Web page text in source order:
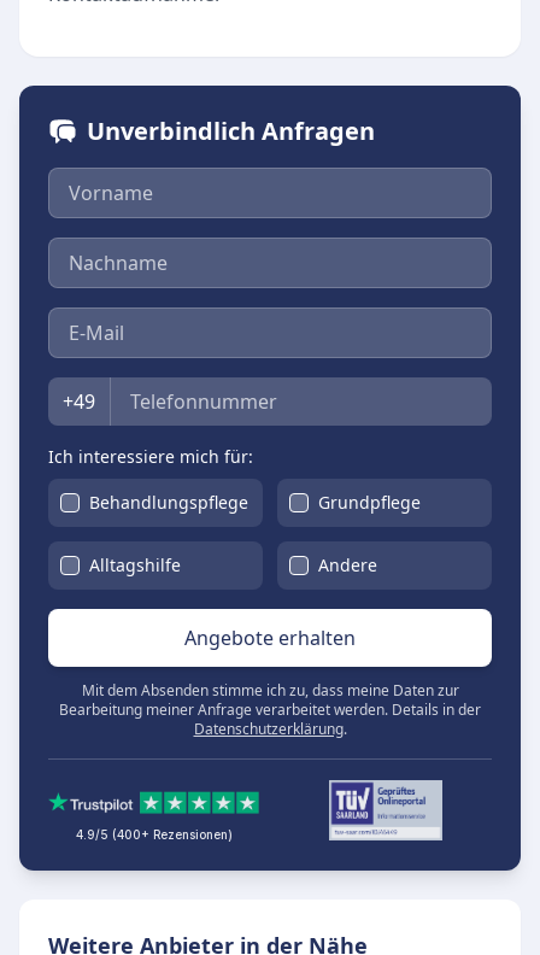
Unverbindlich Anfragen
Vorname
Nachname
E-Mail
Telefon
+49
Ich interessiere mich für:
Behandlungspflege
Grundpflege
Alltagshilfe Andere
Angebote erhalten
Mit dem Absenden stimme ich zu, dass meine Daten zur
Bearbeitung meiner Anfrage verarbeitet werden. Details in der
Datenschutzerklärung.
4.9/5 (400+ Rezensionen)
Weitere Anbieter in der Nähe